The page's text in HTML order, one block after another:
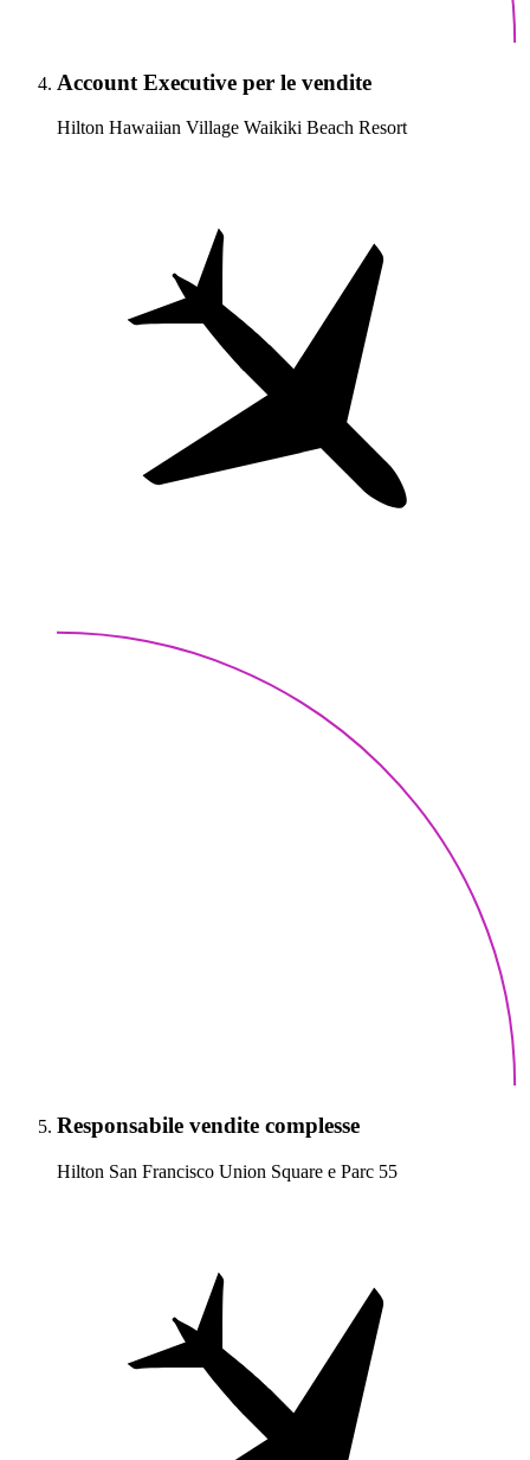
Account Executive per le vendite
Hilton Hawaiian Village Waikiki Beach Resort
Responsabile vendite complesse
Hilton San Francisco Union Square e Parc 55